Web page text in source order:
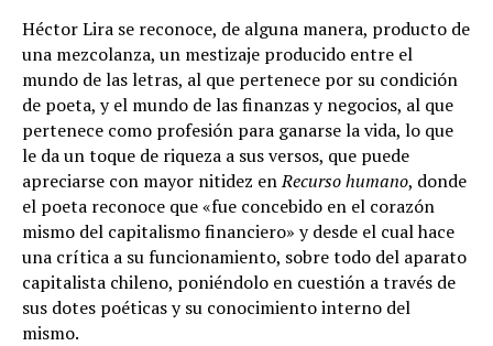
Héctor Lira se reconoce, de alguna manera, producto de
una mezcolanza, un mestizaje producido entre el
mundo de las letras, al que pertenece por su condición
de poeta, y el mundo de las finanzas y negocios, al que
pertenece como profesión para ganarse la vida, lo que
le da un toque de riqueza a sus versos, que puede
apreciarse con mayor nitidez enRecurso humano, donde
el poeta reconoce que «fue concebido en el corazón
mismo del capitalismo financiero» y desde el cual hace
una crítica a su funcionamiento, sobre todo del aparato
capitalista chileno, poniéndolo en cuestión a través de
sus dotes poéticas y su conocimiento interno del
mismo.